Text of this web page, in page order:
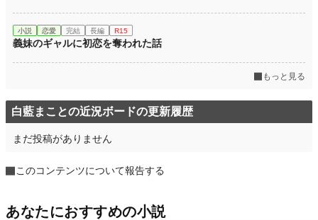
小説 恋愛 完結 長編 R15
義妹のギャルに初恋を奪われた話
もっと見る
白藍まことの近況ボードの更新履歴
まだ投稿がありません
このコンテンツについて報告する
あなたにおすすめの小説